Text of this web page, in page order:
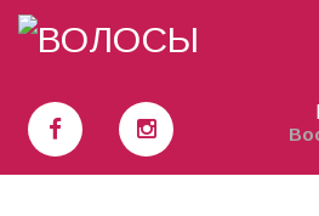
Наращивание волос Ташкент